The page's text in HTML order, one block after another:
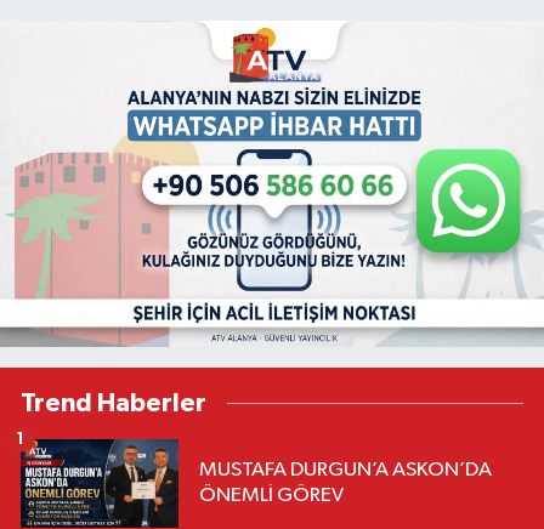
Trend Haberler
MUSTAFA DURGUN’A ASKON’DA
ÖNEMLİ GÖREV
1